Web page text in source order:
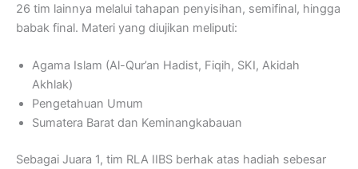
26 tim lainnya melalui tahapan penyisihan, semifinal, hingga
babak final. Materi yang diujikan meliputi:
Agama Islam (Al-Qur’an Hadist, Fiqih, SKI, Akidah
Akhlak)
Pengetahuan Umum
Sumatera Barat dan Keminangkabauan
Sebagai Juara 1, tim RLA IIBS berhak atas hadiah sebesar